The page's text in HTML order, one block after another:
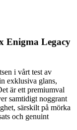
Enigma Legacy
i vårt test av
exklusiva glans,
är ett premiumval
samtidigt noggrant
särskilt på mörka
och genuint